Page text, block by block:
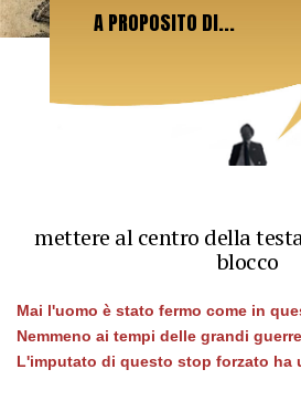
A PROPOSITO DI...
mettere al centro della
blocco
Mai l'uomo è stato fermo come in
Nemmeno ai tempi delle grandi
L'imputato di questo stop forzato ha